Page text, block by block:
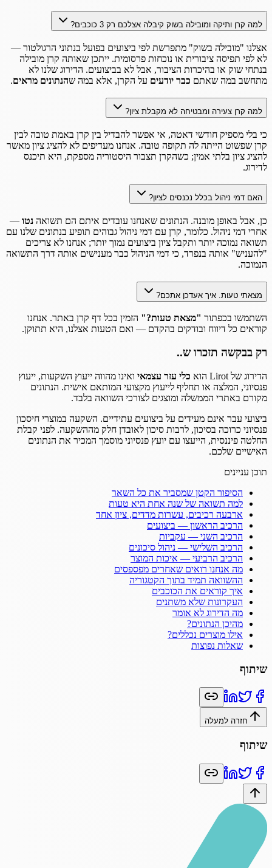
למה קרן ותיקה ומובילה בשוק קיבלה אצלכם רק 3 כוכבים?
אצלנו "מובילה בשוק" מתפרשת לפי ביצועים בפועל בנתוני הרגולטור —
לא לפי תפיסה ציבורית או נוכחות פרסומית. ייתכן שאותה קרן מובילה
בנתחי שוק או בהיכרות הציבור, אבל לא בביצועים. הדירוג שלנו לא
מתחשב במה שאתם כבר יודעים על הקרן, אלא במה שהנתונים מראים.
למה קרן צעירה ומבטיחה לא מקבלת ציון?
כי בלי מספיק חודשי דאטה, אי אפשר להבדיל בין קרן באמת טובה לבין
קרן שפשוט הייתה לה תקופה טובה. אנחנו מעדיפים לא להציג ציון מאשר
להציג ציון בלתי אמין; כשהקרן תצבור היסטוריה מספקת, היא תיכנס
לדירוג.
האם דמי ניהול בכלל נכנסים לציון?
כן, אבל באופן מובנה. הנתונים שאנחנו עובדים איתם הם תשואה נטו —
אחרי דמי ניהול. כלומר, קרן עם דמי ניהול גבוהים תופיע בנתונים שלנו עם
תשואה נמוכה יותר ותקבל ציון ביצועים נמוך יותר; אנחנו לא צריכים
"להעניש" אותה בנפרד, כי דמי הניהול כבר מענישים אותה דרך התשואה
הנמוכה.
מצאתי טעות. איך אעדכן אתכם?
השתמשו בכפתור "מצאת טעות?" הזמין בכל דף קרן באתר. אנחנו
קוראים כל דיווח ובודקים בהקדם — ואם הטעות אצלנו, היא תתוקן.
רק בבקשה תזכרו ש..
הדירוג של Lirot הוא כלי עזר עצמאי ואינו מהווה ייעוץ השקעות, ייעוץ
פנסיוני, המלצה או תחליף לייעוץ מקצועי המותאם אישית. הנתונים
מקורם באתרי הממשלה ומוצגים לצורכי השוואה בלבד.
ביצועי עבר אינם מעידים על ביצועים עתידיים. השקעה במוצרי חיסכון
פנסיוני כרוכה בסיכון, לרבות סיכון לאובדן חלק מההשקעה. לפני קבלת
החלטה פיננסית, הייעצו עם יועץ פנסיוני מוסמך המכיר את הנתונים
האישיים שלכם.
תוכן עניינים
הסיפור הקטן שמסביר את כל השאר
למה תשואה של שנה אחת היא טעות
ארבעה רכיבים, עשרות מדדים, ציון אחד
הרכיב הראשון — ביצועים
הרכיב השני — עקביות
הרכיב השלישי — ניהול סיכונים
הרכיב הרביעי — איכות המוצר
מה אנחנו רואים שאחרים מפספסים
ההשוואה תמיד בתוך הקטגוריה
איך קוראים את הכוכבים
העקרונות שלא משתנים
מה הדירוג לא אומר
מהיכן הנתונים?
אילו מוצרים נכללים?
שאלות נפוצות
שיתוף
חזרה למעלה
שיתוף